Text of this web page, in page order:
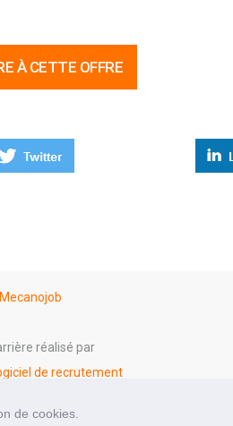
de cookies.
À CETTE OFFRE
Mecanojob
réalisé par
de recrutement
légales